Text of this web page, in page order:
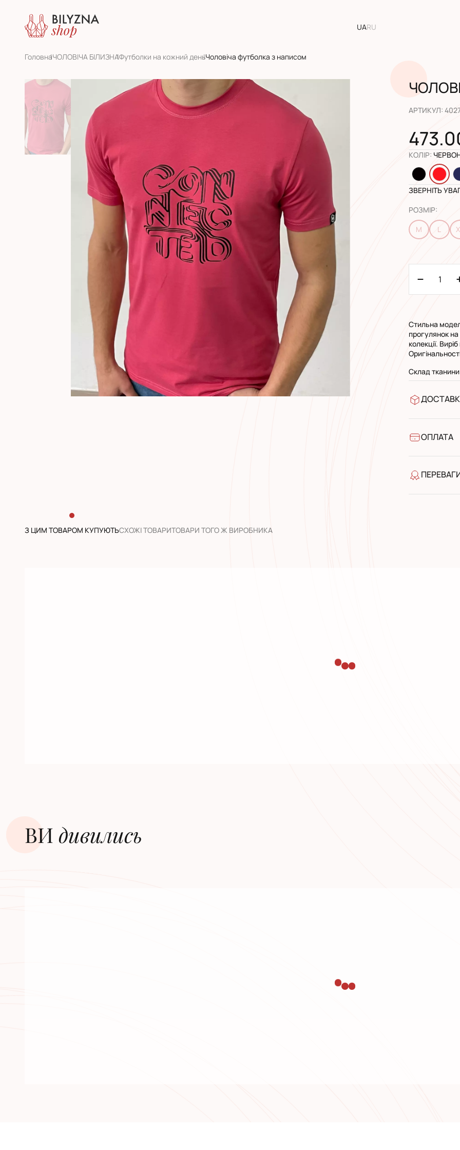
UARU
ГоловнаЧОЛОВІЧА БІЛИЗНАФутболки на кожний деньЧоловіча футболка з написом
АРТИКУЛ:
КОЛІР:
ЗВЕРНІТЬ
РОЗМІР:
M L
Стильна
прогулянок
колекції.
Склад
УкрПошта
ОПЛАТА
широкий
З ЦИМ ТОВАРОМ КУПУЮТЬCХОЖІ ТОВАРИТОВАРИ ТОГО Ж ВИРОБНИКА
ВИ дивилиcь